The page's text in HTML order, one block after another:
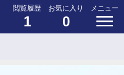
閲覧履歴
1
お気に入り
0
メニュー